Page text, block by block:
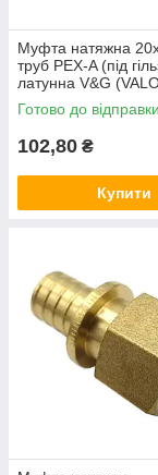
Муфта натяжна
труб PEX-A (під
латунна V&G
Готово до
102,80 ₴
Купити